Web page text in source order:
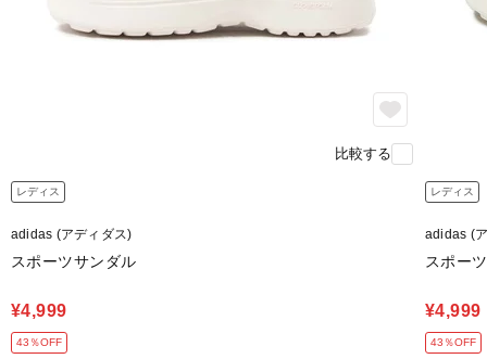
比較する
レディス
adidas (アディダス)
スポーツサンダル
¥4,999
43％OFF
レディス
adidas (
スポー
¥4,999
43％OFF